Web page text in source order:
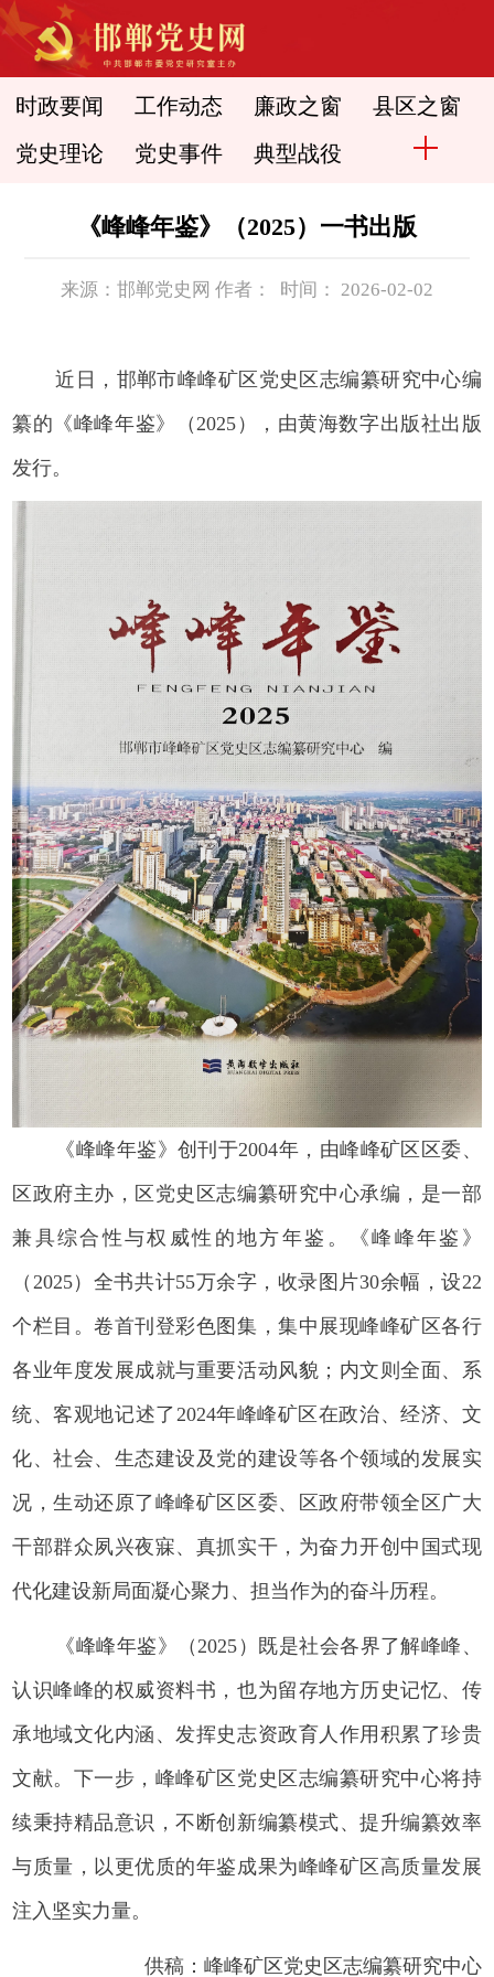
时政要闻 工作动态 廉政之窗 县区之窗
党史理论 党史事件 典型战役
《峰峰年鉴》（2025）一书出版
来源：邯郸党史网 作者： 时间： 2026-02-02
近日，邯郸市峰峰矿区党史区志编纂研究中心编
纂的《峰峰年鉴》（2025），由黄海数字出版社出版
发行。
《峰峰年鉴》创刊于2004年，由峰峰矿区区委、
区政府主办，区党史区志编纂研究中心承编，是一部
兼具综合性与权威性的地方年鉴。《峰峰年鉴》
（2025）全书共计55万余字，收录图片30余幅，设22
个栏目。卷首刊登彩色图集，集中展现峰峰矿区各行
各业年度发展成就与重要活动风貌；内文则全面、系
统、客观地记述了2024年峰峰矿区在政治、经济、文
化、社会、生态建设及党的建设等各个领域的发展实
况，生动还原了峰峰矿区区委、区政府带领全区广大
干部群众夙兴夜寐、真抓实干，为奋力开创中国式现
代化建设新局面凝心聚力、担当作为的奋斗历程。
《峰峰年鉴》（2025）既是社会各界了解峰峰、
认识峰峰的权威资料书，也为留存地方历史记忆、传
承地域文化内涵、发挥史志资政育人作用积累了珍贵
文献。下一步，峰峰矿区党史区志编纂研究中心将持
续秉持精品意识，不断创新编纂模式、提升编纂效率
与质量，以更优质的年鉴成果为峰峰矿区高质量发展
注入坚实力量。
供稿：峰峰矿区党史区志编纂研究中心